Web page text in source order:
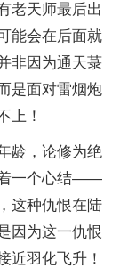
老天师最后出
能会在后面就
非因为通天菉
是面对雷烟炮
上！
龄，论修为绝
着一个心结——
这种仇恨在陆
因为这一仇恨
近羽化飞升！